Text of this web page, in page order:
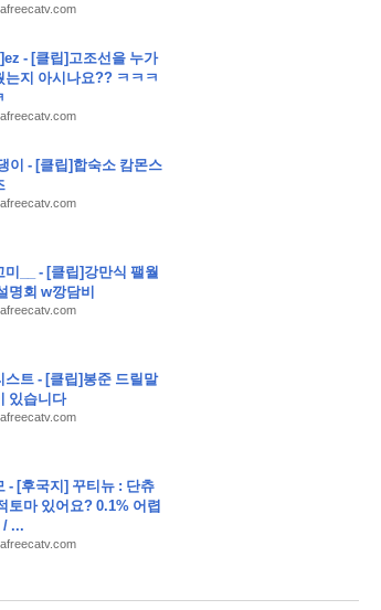
- [클립]고조선을 누가
는지 아시나요?? ㅋㅋㅋ
이 - [클립]합숙소 캄몬스
미__ - [클립]강만식 팰월
명회 w깡담비
스트 - [클립]봉준 드릴말
있습니다
- [후국지] 꾸티뉴 : 단츄
토마 있어요? 0.1% 어렵
/ ...